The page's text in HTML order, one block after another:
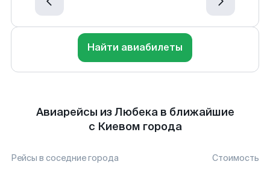
Найти авиабилеты
Авиарейсы из Любека в ближайшие
с Киевом города
Рейсы в соседние города Стоимость